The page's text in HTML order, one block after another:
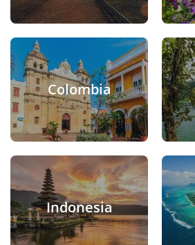
Colombia
Indonesia